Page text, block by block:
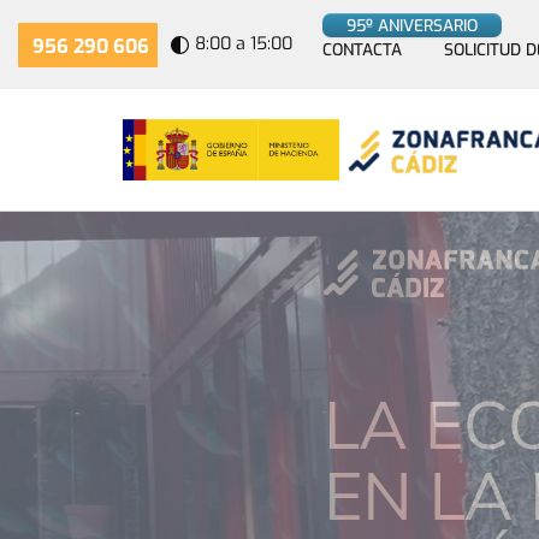
956 290 606 8:00 a 15:00
95º ANIVERSARIO
CONTACTA
SOLICITUD